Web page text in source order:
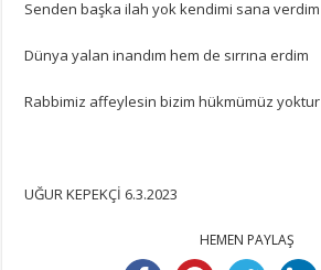
Senden başka ilah yok kendimi sana verdim
Dünya yalan inandım hem de sırrına erdim
Rabbimiz affeylesin bizim hükmümüz yoktur
UĞUR KEPEKÇİ 6.3.2023
HEMEN PAYLAŞ